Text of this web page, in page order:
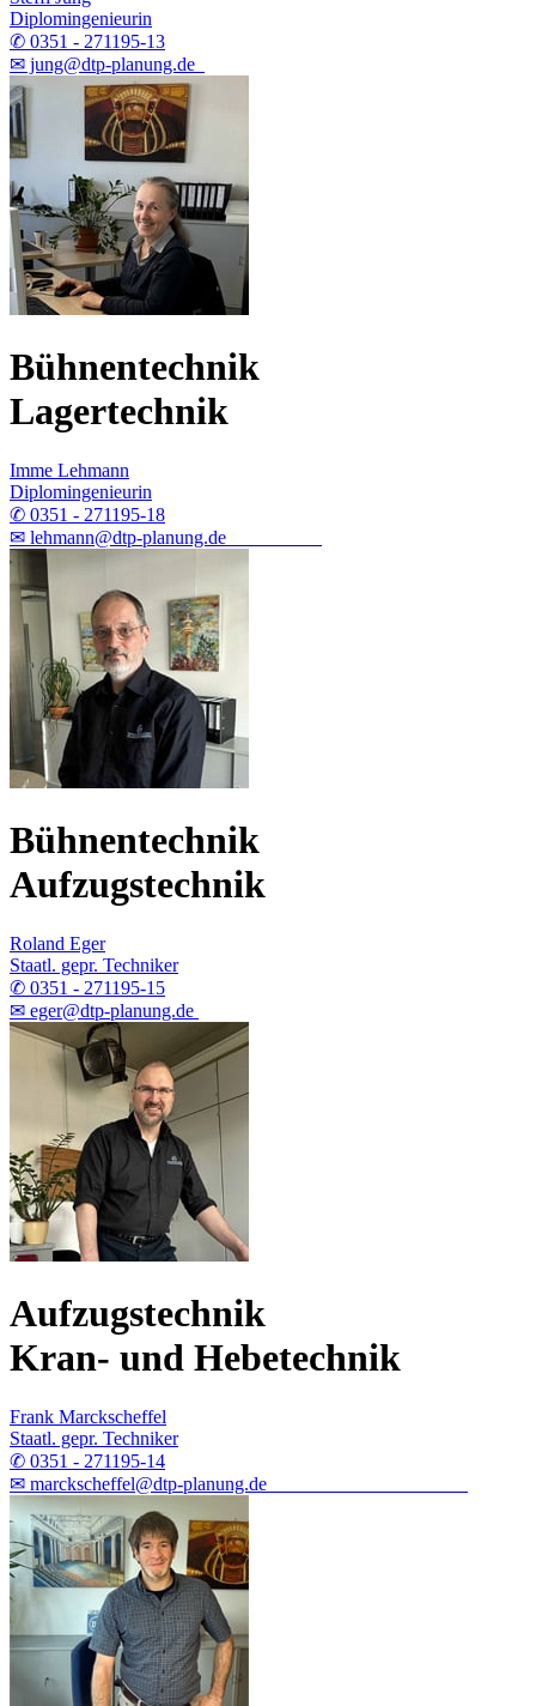
Diplomingenieurin
✆ 0351 - 271195-13
✉ jung@dtp-planung.de
Bühnentechnik
Lagertechnik
Imme Lehmann
Diplomingenieurin
✆ 0351 - 271195-18
✉ lehmann@dtp-planung.de
Bühnentechnik
Aufzugstechnik
Roland Eger
Staatl. gepr. Techniker
✆ 0351 - 271195-15
✉ eger@dtp-planung.de
Aufzugstechnik
Kran- und Hebetechnik
Frank Marckscheffel
Staatl. gepr. Techniker
✆ 0351 - 271195-14
✉ marckscheffel@dtp-planung.de